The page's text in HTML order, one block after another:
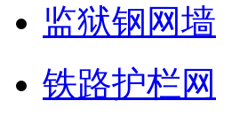
监狱钢网墙
铁路护栏网